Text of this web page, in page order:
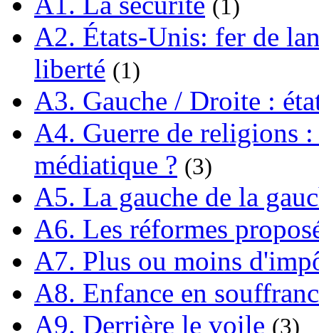
(1)
A2. États-Unis: fer de
liberté (1)
A3. Gauche / Droite :
A4. Guerre de religions
médiatique ? (3)
A5. La gauche de la
A6. Les réformes
A7. Plus ou moins
A8. Enfance en
A9. Derrière le voile (3)